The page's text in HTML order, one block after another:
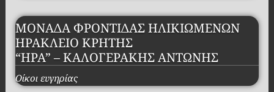
ΜΟΝΑΔΑ ΦΡΟΝΤΙΔΑΣ ΗΛΙΚΙΩΜΕΝΩΝ
ΗΡΑΚΛΕΙΟ ΚΡΗΤΗΣ
“ΗΡΑ” – ΚΑΛΟΓΕΡΑΚΗΣ ΑΝΤΩΝΗΣ
Οίκοι ευγηρίας